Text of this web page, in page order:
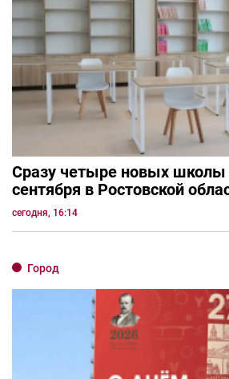
Сразу четыре новых школы
сентября в Ростовской
сегодня, 16:14
Город